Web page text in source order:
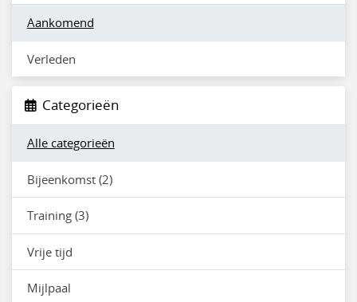
Aankomend
Verleden
Categorieën
Alle categorieën
Bijeenkomst (2)
Training (3)
Vrije tijd
Mijlpaal